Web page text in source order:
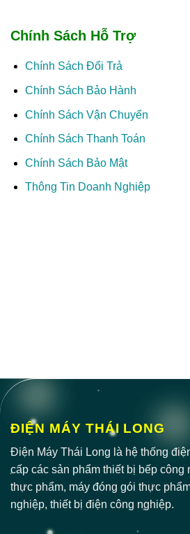
Chính Sách Hỗ Trợ
Chính Sách Đổi Trả
Chính Sách Bảo Hành
Chính Sách Vận Chuyển
Chính Sách Thanh Toán
Chính Sách Bảo Mật
Thông Tin Doanh Nghiệp
ĐIỆN MÁY THÁI LONG
Điện Máy Thái Long là hệ thống
cấp các sản phẩm thiết bị bếp công
thực phẩm, máy đóng gói thực
nghiệp, thiết bị điện công nghiệp.